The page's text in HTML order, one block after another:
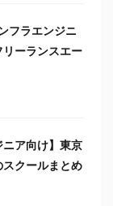
フラエンジニ
ーランスエー
ニア向け】東京
クールまとめ